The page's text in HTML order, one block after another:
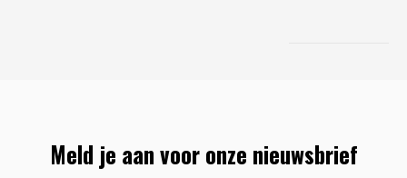
Meld je aan voor onze nieuwsbrief